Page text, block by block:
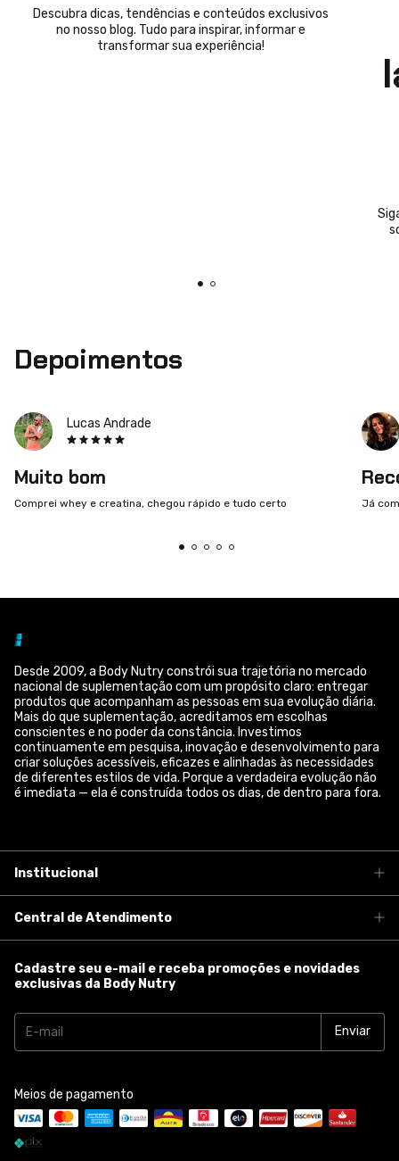
Descubra dicas, tendências e conteúdos exclusivos
no nosso blog. Tudo para inspirar, informar e
transformar sua experiência!
Depoimentos
Lucas Andrade
Muito bom
Comprei whey e creatina, chegou rápido e tudo certo Já
Desde 2009, a Body Nutry constrói sua trajetória no mercado
nacional de suplementação com um propósito claro: entregar
produtos que acompanham as pessoas em sua evolução diária.
Mais do que suplementação, acreditamos em escolhas
conscientes e no poder da constância. Investimos
continuamente em pesquisa, inovação e desenvolvimento para
criar soluções acessíveis, eficazes e alinhadas às necessidades
de diferentes estilos de vida. Porque a verdadeira evolução não
é imediata — ela é construída todos os dias, de dentro para fora.
Institucional
Central de Atendimento
Cadastre seu e-mail e receba promoções e novidades
exclusivas da Body Nutry
Meios de pagamento